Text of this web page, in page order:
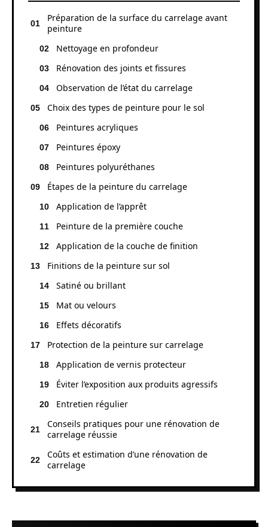
Préparation de la surface du carrelage avant
peinture
Nettoyage en profondeur
Rénovation des joints et fissures
Observation de l’état du carrelage
Choix des types de peinture pour le sol
Peintures acryliques
Peintures époxy
Peintures polyuréthanes
Étapes de la peinture du carrelage
Application de l’apprêt
Peinture de la première couche
Application de la couche de finition
Finitions de la peinture sur sol
Satiné ou brillant
Mat ou velours
Effets décoratifs
Protection de la peinture sur carrelage
Application de vernis protecteur
Éviter l’exposition aux produits agressifs
Entretien régulier
Conseils pratiques pour une rénovation de
carrelage réussie
Coûts et estimation d’une rénovation de
carrelage